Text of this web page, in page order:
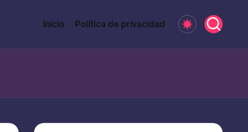
Inicio Política de privacidad